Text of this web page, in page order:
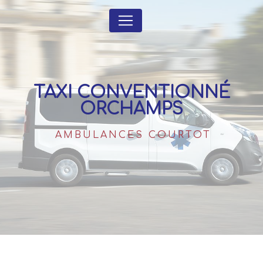
TAXI CONVENTIONNÉ
ORCHAMPS
AMBULANCES COURTOT
Panneau de gestion des cookies